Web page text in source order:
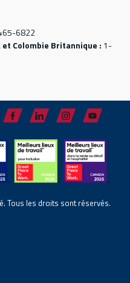
6822
Colombie Britannique : 1-
Tous les droits sont réservés.